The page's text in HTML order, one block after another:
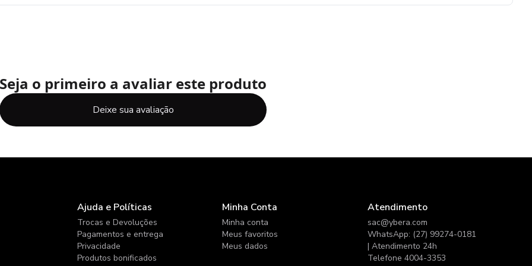
Seja o primeiro a avaliar este produto
Deixe sua avaliação
Ajuda e Políticas
Trocas e Devoluções
Pagamentos e entrega
Privacidade
Produtos bonificados
Minha Conta
Minha conta
Meus favoritos
Meus dados
Atendimento
sac@ybera.com
WhatsApp: (27) 99274-0181
| Atendimento 24h
Telefone 4004-3353